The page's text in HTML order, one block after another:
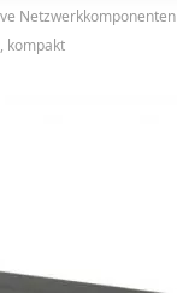
Netzwerkkomponenten
kompakt